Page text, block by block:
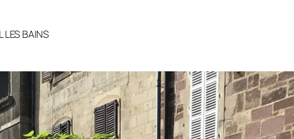
LES BAINS